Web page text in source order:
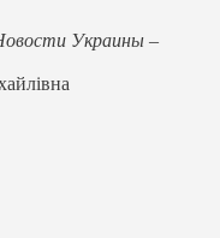
Украины –